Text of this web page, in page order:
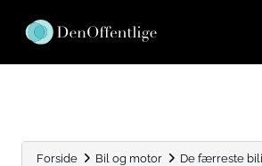
Forside Bil og motor De færreste